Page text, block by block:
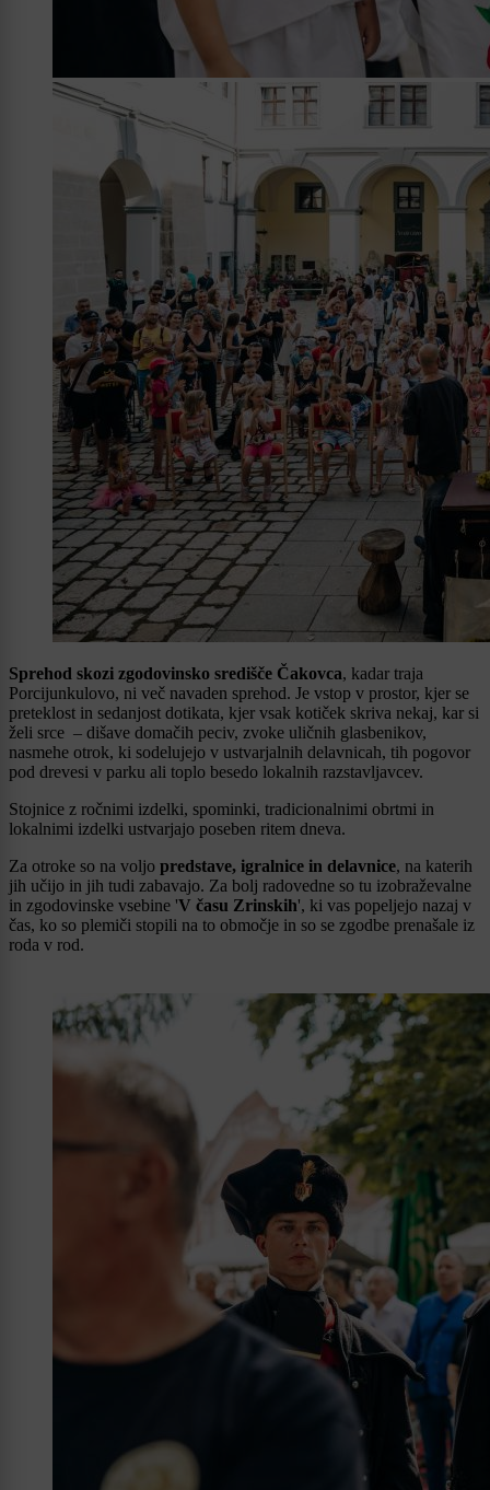
Sprehod skozi zgodovinsko središče Čakovca, kadar traja
Porcijunkulovo, ni več navaden sprehod. Je vstop v prostor, kjer se
preteklost in sedanjost dotikata, kjer vsak kotiček skriva nekaj, kar si
želi srce – dišave domačih peciv, zvoke uličnih glasbenikov,
nasmehe otrok, ki sodelujejo v ustvarjalnih delavnicah, tih pogovor
pod drevesi v parku ali toplo besedo lokalnih razstavljavcev.
Stojnice z ročnimi izdelki, spominki, tradicionalnimi obrtmi in
lokalnimi izdelki ustvarjajo poseben ritem dneva.
Za otroke so na voljo predstave, igralnice in delavnice, na katerih
jih učijo in jih tudi zabavajo. Za bolj radovedne so tu izobraževalne
in zgodovinske vsebine 'V času Zrinskih', ki vas popeljejo nazaj v
čas, ko so plemiči stopili na to območje in so se zgodbe prenašale iz
roda v rod.